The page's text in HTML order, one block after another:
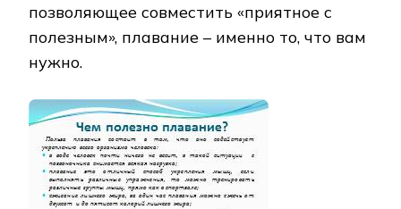
позволяющее совместить «приятное с
полезным», плавание – именно то, что вам
нужно.